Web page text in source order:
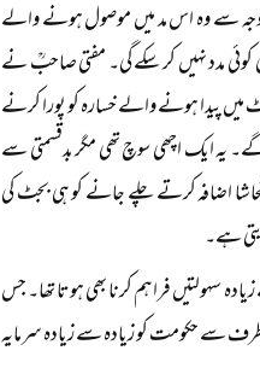
وجہ سے وہ اس مد میں موصول ہونے والے
کوئی مدد نہیں کر سکے گی۔ مفتی صاحبؒ نے
پیدا ہونے والے خسارہ کو پورا کرنے
یہ ایک اچھی سوچ تھی مگر بدقسمتی سے
اضافہ کرتے چلے جانے کو ہی بجٹ کی
ہے۔
سہولتیں فراہم کرنا بھی ہوتا تھا۔ جس
سے حکومت کو زیادہ سے زیادہ سرمایہ